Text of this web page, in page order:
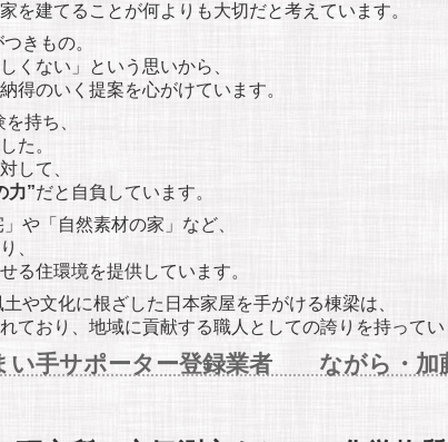
を建てることが何よりも大切だと考えています。
きもの。
くない」という思いから、
得のいく提案を心がけています。
持ち、
た。
して、
力”だと自負しています。
や「自然素材の家」など、
、
る住環境を提供しています。
や文化に根ざした日本家屋を手がける棟梁は、
ており、地域に貢献する職人としての誇りを持って
い手サポーター登録業者 ながら・加